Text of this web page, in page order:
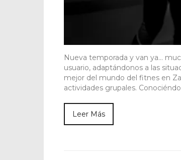
Nueva temporada y van ya…
usuario, adaptándonos a las
mejor del mundo del fitnes en
actividades grupales.
Leer Más